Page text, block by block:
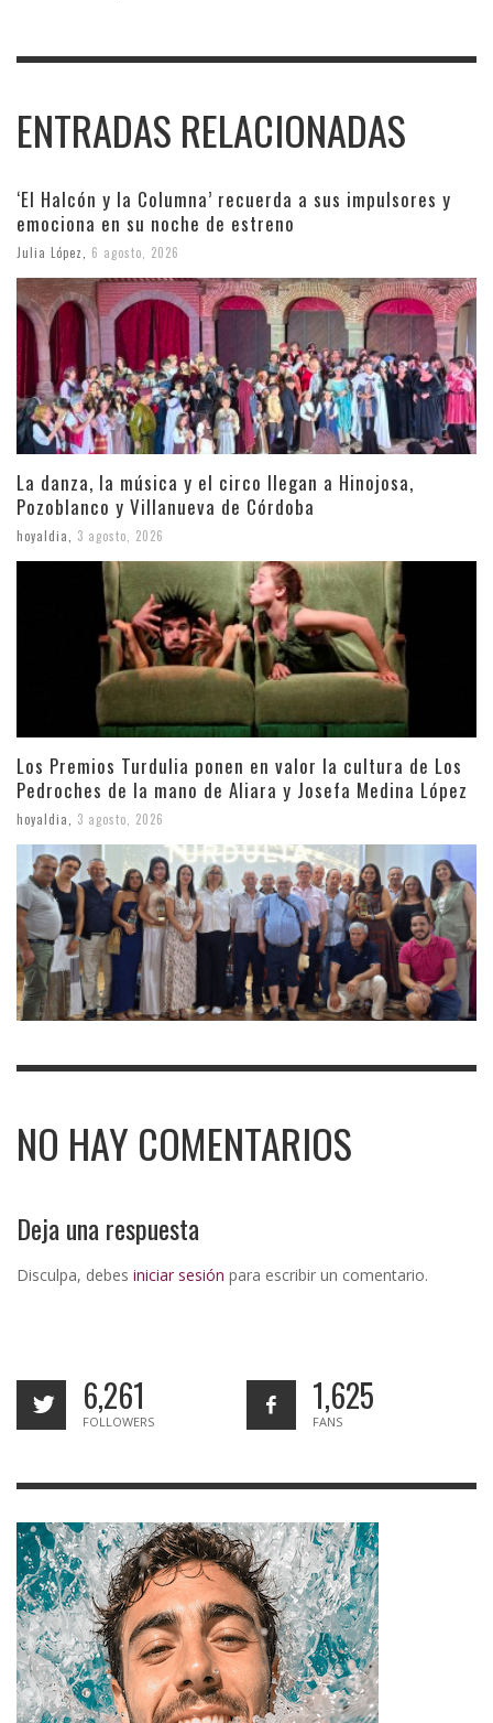
ENTRADAS RELACIONADAS
‘El Halcón y la Columna’ recuerda a sus impulsores y
emociona en su noche de estreno
Julia López, 6 agosto, 2026
La danza, la música y el circo llegan a Hinojosa,
Pozoblanco y Villanueva de Córdoba
hoyaldia 3 agosto, 2026
Los Premios Turdulia ponen en valor la cultura de Los
Pedroches de la mano de Aliara y Josefa Medina López
hoyaldia 3 agosto, 2026
NO HAY COMENTARIOS
Deja una respuesta
Disculpa, debes iniciar sesión para escribir un comentario.
6,261
FOLLOWERS
1,625
FANS